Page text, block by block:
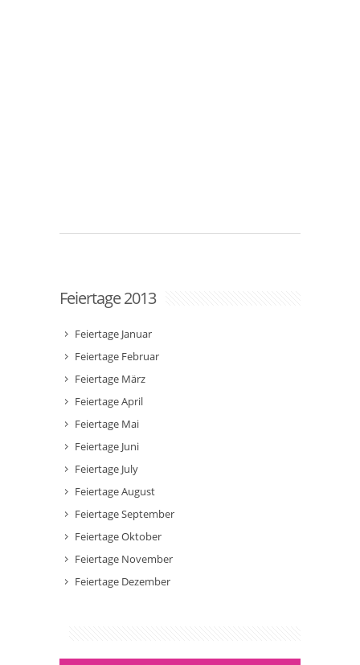
Feiertage 2013
Feiertage Januar
Feiertage Februar
Feiertage März
Feiertage April
Feiertage Mai
Feiertage Juni
Feiertage July
Feiertage August
Feiertage September
Feiertage Oktober
Feiertage November
Feiertage Dezember